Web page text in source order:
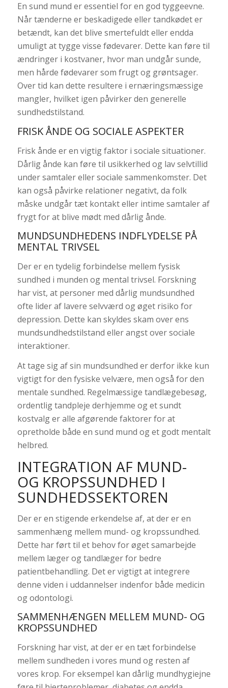
En sund mund er essentiel for en god tyggeevne.
Når tænderne er beskadigede eller tandkødet er
betændt, kan det blive smertefuldt eller endda
umuligt at tygge visse fødevarer. Dette kan føre til
ændringer i kostvaner, hvor man undgår sunde,
men hårde fødevarer som frugt og grøntsager.
Over tid kan dette resultere i ernæringsmæssige
mangler, hvilket igen påvirker den generelle
sundhedstilstand.
FRISK ÅNDE OG SOCIALE ASPEKTER
Frisk ånde er en vigtig faktor i sociale situationer.
Dårlig ånde kan føre til usikkerhed og lav selvtillid
under samtaler eller sociale sammenkomster. Det
kan også påvirke relationer negativt, da folk
måske undgår tæt kontakt eller intime samtaler af
frygt for at blive mødt med dårlig ånde.
MUNDSUNDHEDENS INDFLYDELSE PÅ
MENTAL TRIVSEL
Der er en tydelig forbindelse mellem fysisk
sundhed i munden og mental trivsel. Forskning
har vist, at personer med dårlig mundsundhed
ofte lider af lavere selvværd og øget risiko for
depression. Dette kan skyldes skam over ens
mundsundhedstilstand eller angst over sociale
interaktioner.
At tage sig af sin mundsundhed er derfor ikke kun
vigtigt for den fysiske velvære, men også for den
mentale sundhed. Regelmæssige tandlægebesøg,
ordentlig tandpleje derhjemme og et sundt
kostvalg er alle afgørende faktorer for at
opretholde både en sund mund og et godt mentalt
helbred.
INTEGRATION AF MUND-
OG KROPSSUNDHED I
SUNDHEDSSEKTOREN
Der er en stigende erkendelse af, at der er en
sammenhæng mellem mund- og kropssundhed.
Dette har ført til et behov for øget samarbejde
mellem læger og tandlæger for bedre
patientbehandling. Det er vigtigt at integrere
denne viden i uddannelser indenfor både medicin
og odontologi.
SAMMENHÆNGEN MELLEM MUND- OG
KROPSSUNDHED
Forskning har vist, at der er en tæt forbindelse
mellem sundheden i vores mund og resten af
vores krop. For eksempel kan dårlig mundhygiejne